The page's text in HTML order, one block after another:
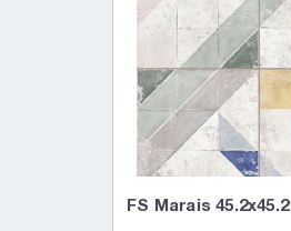
FS Marais 45.2х45.2